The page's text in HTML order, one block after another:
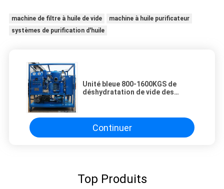
machine de filtre à huile de vide
machine à huile purificateur
systèmes de purification d'huile
Unité bleue 800-1600KGS de
déshydratation de vide des
Continuer
Top Produits